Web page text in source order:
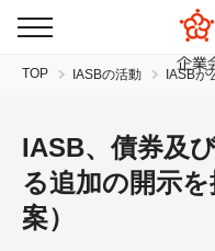
TOP IASBの活動 IASBが
IASB、債券及
る追加の開示
案）